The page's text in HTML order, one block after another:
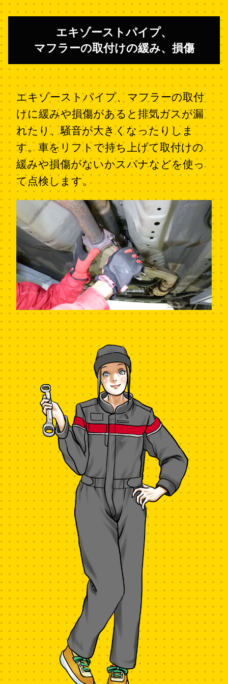
エキゾーストパイプ、
マフラーの取付けの緩み、損傷
エキゾーストパイプ、マフラーの取付
けに緩みや損傷があると排気ガスが漏
れたり、騒音が大きくなったりしま
す。車をリフトで持ち上げて取付けの
緩みや損傷がないかスパナなどを使っ
て点検します。